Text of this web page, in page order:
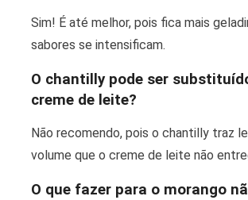
Sim! É até melhor, pois fica mais
sabores se intensificam.
O chantilly pode ser
creme de leite?
Não recomendo, pois o chantilly traz
volume que o creme de leite não
O que fazer para o morango